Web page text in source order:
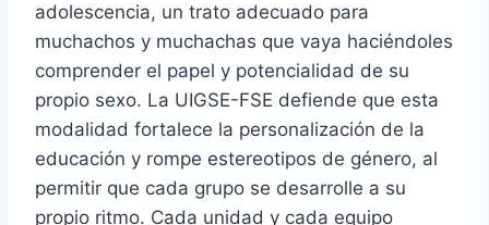
adolescencia, un trato adecuado para
muchachos y muchachas que vaya haciéndoles
comprender el papel y potencialidad de su
propio sexo. La UIGSE-FSE defiende que esta
modalidad fortalece la personalización de la
educación y rompe estereotipos de género, al
permitir que cada grupo se desarrolle a su
propio ritmo. Cada unidad y cada equipo